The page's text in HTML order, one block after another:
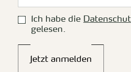
Ich habe die
gelesen.
Jetzt anmelden